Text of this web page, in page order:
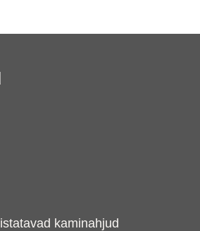
kaminahjud